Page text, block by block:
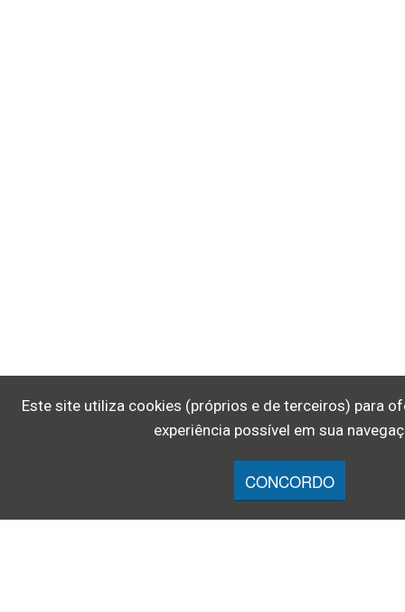
Este site utiliza cookies (próprios e de terceiros) para
experiência possível em sua
CONCORDO